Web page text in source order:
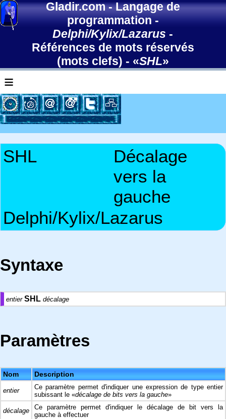
Gladir.com-Langage de
programmation-
Delphi/Kylix/Lazarus -
Références de mots réservés
(mots clefs) - «SHL»
≡
SHL
Décalage
vers la
gauche
Delphi/Kylix/Lazarus
Syntaxe
entier SHL décalage
Paramètres
Nom Description
entier
Ce paramètre permet d'indiquer une expression de type entier
subissant le «décalage de bits vers la gauche»
décalage
Ce paramètre permet d'indiquer le décalage de bit vers la
gauche à effectuer